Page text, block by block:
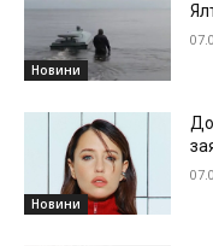
Новини
Новини